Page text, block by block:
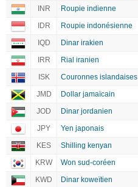
INR
Roupie indienne
IDR
Roupie indonésienne
IQD
Dinar irakien
IRR
Rial iranien
ISK
Couronnes islandaises
JMD
Dollar jamaïcain
JOD
Dinar jordanien
JPY
Yen japonais
KES
Shilling kenyan
KRW
Won sud-coréen
KWD
Dinar koweïtien